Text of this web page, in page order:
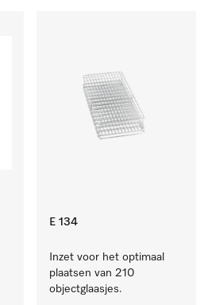
E 134
Inzet voor het optimaal
plaatsen van 210
objectglaasjes.